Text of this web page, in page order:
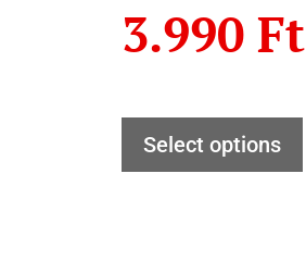
3.990 Ft
Select options